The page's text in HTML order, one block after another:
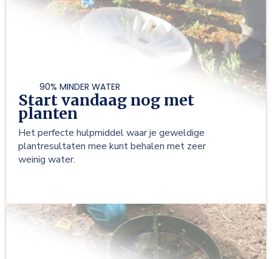
90% MINDER WATER
Start vandaag nog met
planten
Het perfecte hulpmiddel waar je geweldige
plantresultaten mee kunt behalen met zeer
weinig water.